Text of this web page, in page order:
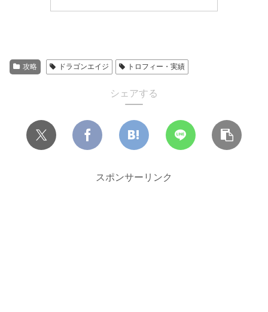
攻略 ドラゴンエイジ トロフィー・実績
シェアする
スポンサーリンク